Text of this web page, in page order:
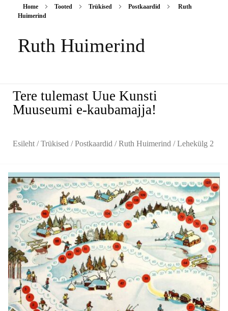
Home Tooted Trükised Postkaardid
Ruth
Huimerind
Ruth Huimerind
Tere tulemast Uue Kunsti
Muuseumi e-kaubamajja!
Esileht /Trükised /Postkaardid /Ruth Huimerind / Lehekülg 2